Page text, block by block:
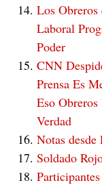
Los
Laboral
Poder
CNN
Prensa Es
Eso
Verdad
Notas desde
Soldado